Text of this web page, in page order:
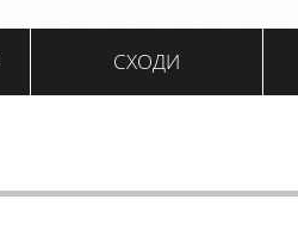
СХОДИ